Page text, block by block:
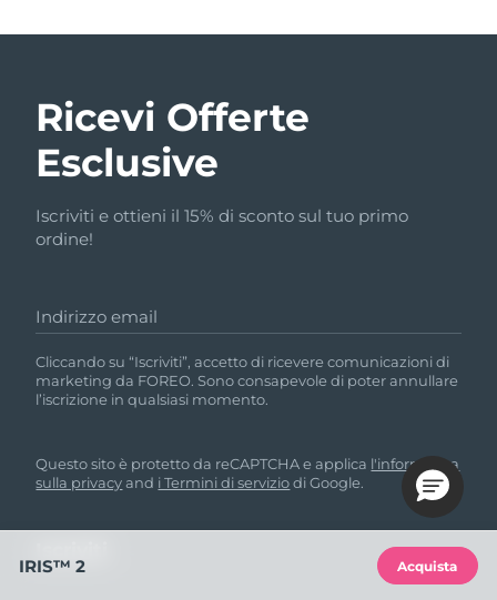
Ricevi Offerte
Esclusive
Iscriviti e ottieni il 15% di sconto sul tuo primo
ordine!
Indirizzo email
Cliccando su “Iscriviti”, accetto di ricevere comunicazioni di
marketing da FOREO. Sono consapevole di poter annullare
l’iscrizione in qualsiasi momento.
Questo sito è protetto da reCAPTCHA e applica l'informativa
sulla privacyand i Termini di serviziodi Google.
IRIS™ 2 Acquista